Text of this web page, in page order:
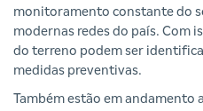
monitoramento constante do
modernas redes do país. Com
do terreno podem ser
medidas preventivas.
Também estão em andamento